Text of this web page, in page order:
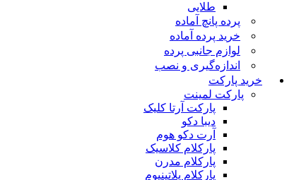
طلایی
پرده پانچ آماده
خرید پرده آماده
لوازم جانبی پرده
اندازه‌گیری و نصب
خرید پارکت
پارکت لمینت
پارکت آرتا کلیک
دیبا دکو
آرت دکو هوم
پارکلام کلاسیک
پارکلام مدرن
پارکلام پلاتینیوم